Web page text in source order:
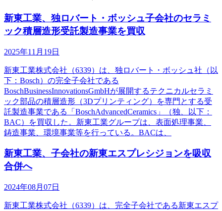
新東工業、独ロバート・ボッシュ子会社のセラミ
ック積層造形受託製造事業を買収
2025年11月19日
新東工業株式会社（6339）は、独ロバート・ボッシュ社（以
下：Bosch）の完全子会社である
BoschBusinessInnovationsGmbHが展開するテクニカルセラミ
ック部品の積層造形（3Dプリンティング）を専門とする受
託製造事業である「BoschAdvancedCeramics」（独、以下：
BAC）を買収した。新東工業グループは、表面処理事業、
鋳造事業、環境事業等を行っている。BACは、
新東工業、子会社の新東エスプレシジョンを吸収
合併へ
2024年08月07日
新東工業株式会社（6339）は、完全子会社である新東エスプ